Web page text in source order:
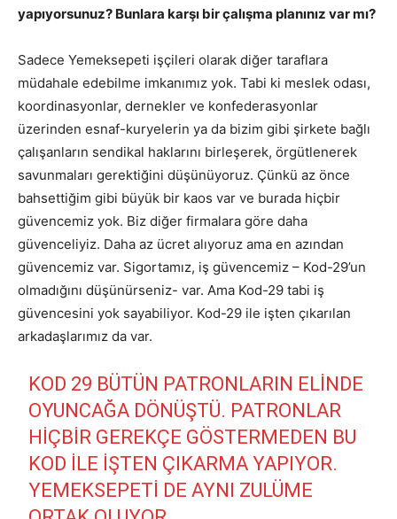
yapıyorsunuz? Bunlara karşı bir çalışma planınız var mı?
Sadece Yemeksepeti işçileri olarak diğer taraflara
müdahale edebilme imkanımız yok. Tabi ki meslek odası,
koordinasyonlar, dernekler ve konfederasyonlar
üzerinden esnaf-kuryelerin ya da bizim gibi şirkete bağlı
çalışanların sendikal haklarını birleşerek, örgütlenerek
savunmaları gerektiğini düşünüyoruz. Çünkü az önce
bahsettiğim gibi büyük bir kaos var ve burada hiçbir
güvencemiz yok. Biz diğer firmalara göre daha
güvenceliyiz. Daha az ücret alıyoruz ama en azından
güvencemiz var. Sigortamız, iş güvencemiz – Kod-29’un
olmadığını düşünürseniz- var. Ama Kod-29 tabi iş
güvencesini yok sayabiliyor. Kod-29 ile işten çıkarılan
arkadaşlarımız da var.
KOD 29 BÜTÜN PATRONLARIN ELINDE
OYUNCAĞA DÖNÜŞTÜ. PATRONLAR
HIÇBIR GEREKÇE GÖSTERMEDEN BU
KOD ILE IŞTEN ÇIKARMA YAPIYOR.
YEMEKSEPETI DE AYNI ZULÜME